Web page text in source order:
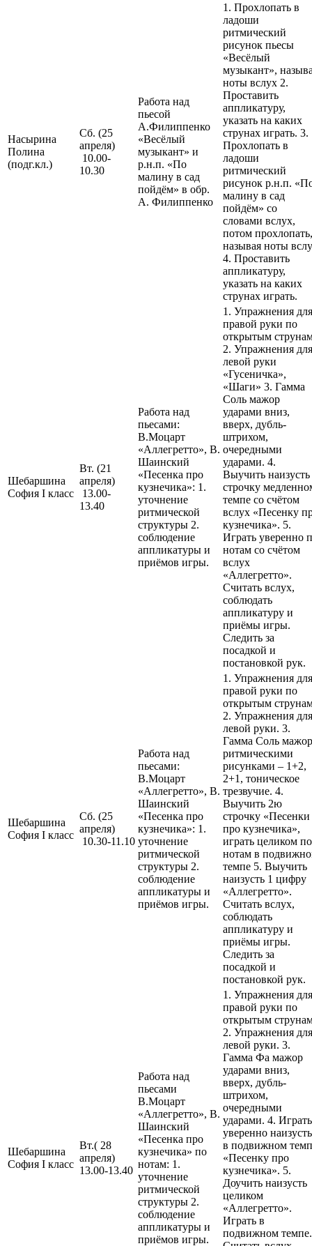
Насырина
Полина
(подг.кл.)
Сб. (25
апреля)
10.00-
10.30
Работа над
пьесой
А.Филиппенко
«Весёлый
музыкант» и
р.н.п. «По
малину в сад
пойдём» в обр.
А. Филиппенко
1. Прохлопать в
ладоши
ритмический
рисунок пьесы
«Весёлый
музыкант»,
ноты вслух 2.
Проставить
аппликатуру,
указать на каких
струнах играть. 3.
Прохлопать в
ладоши
ритмический
рисунок р.н.п.
малину в сад
пойдём» со
словами вслух,
потом прохлопать,
называя ноты
4. Проставить
аппликатуру,
указать на каких
струнах играть.
Шебаршина
София I класс
Вт. (21
апреля)
13.00-
13.40
Работа над
пьесами:
В.Моцарт
«Аллегретто», В.
Шаинский
«Песенка про
кузнечика»: 1.
уточнение
ритмической
структуры 2.
соблюдение
аппликатуры и
приёмов игры.
1. Упражнения для
правой руки по
открытым
2. Упражнения для
левой руки
«Гусеничка»,
«Шаги» 3. Гамма
Соль мажор
ударами вниз,
вверх, дубль-
штрихом,
очередными
ударами. 4.
Выучить наизусть
строчку
темпе со счётом
вслух «Песенку
кузнечика». 5.
Играть уверенно
нотам со счётом
вслух
«Аллегретто».
Считать вслух,
соблюдать
аппликатуру и
приёмы игры.
Следить за
посадкой и
постановкой рук.
Шебаршина
София I класс
Сб. (25
апреля)
10.30-11.10
Работа над
пьесами:
В.Моцарт
«Аллегретто», В.
Шаинский
«Песенка про
кузнечика»: 1.
уточнение
ритмической
структуры 2.
соблюдение
аппликатуры и
приёмов игры.
1. Упражнения для
правой руки по
открытым
2. Упражнения для
левой руки. 3.
Гамма Соль мажор
ритмическими
рисунками – 1+2,
2+1, тоническое
трезвучие. 4.
Выучить 2ю
строчку «Песенки
про кузнечика»,
играть целиком по
нотам в
темпе 5. Выучить
наизусть 1 цифру
«Аллегретто».
Считать вслух,
соблюдать
аппликатуру и
приёмы игры.
Следить за
посадкой и
постановкой рук.
Шебаршина
София I класс
Вт.( 28
апреля)
13.00-13.40
Работа над
пьесами
В.Моцарт
«Аллегретто», В.
Шаинский
«Песенка про
кузнечика» по
нотам: 1.
уточнение
ритмической
структуры 2.
соблюдение
аппликатуры и
приёмов игры.
1. Упражнения для
правой руки по
открытым
2. Упражнения для
левой руки. 3.
Гамма Фа мажор
ударами вниз,
вверх, дубль-
штрихом,
очередными
ударами. 4. Играть
уверенно наизусть
в подвижном
«Песенку про
кузнечика». 5.
Доучить наизусть
целиком
«Аллегретто».
Играть в
подвижном темпе.